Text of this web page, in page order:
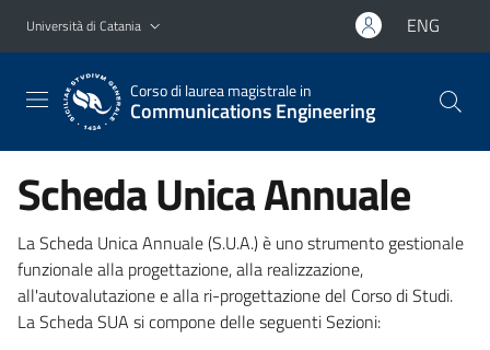
Vai al contenuto principale
Vai al menu di navigazione
Università di Catania ENG
Corso di laurea magistrale in
Communications Engineering
Scheda Unica Annuale
La Scheda Unica Annuale (S.U.A.) è uno strumento gestionale
funzionale alla progettazione, alla realizzazione,
all'autovalutazione e alla ri-progettazione del Corso di Studi.
La Scheda SUA si compone delle seguenti Sezioni: